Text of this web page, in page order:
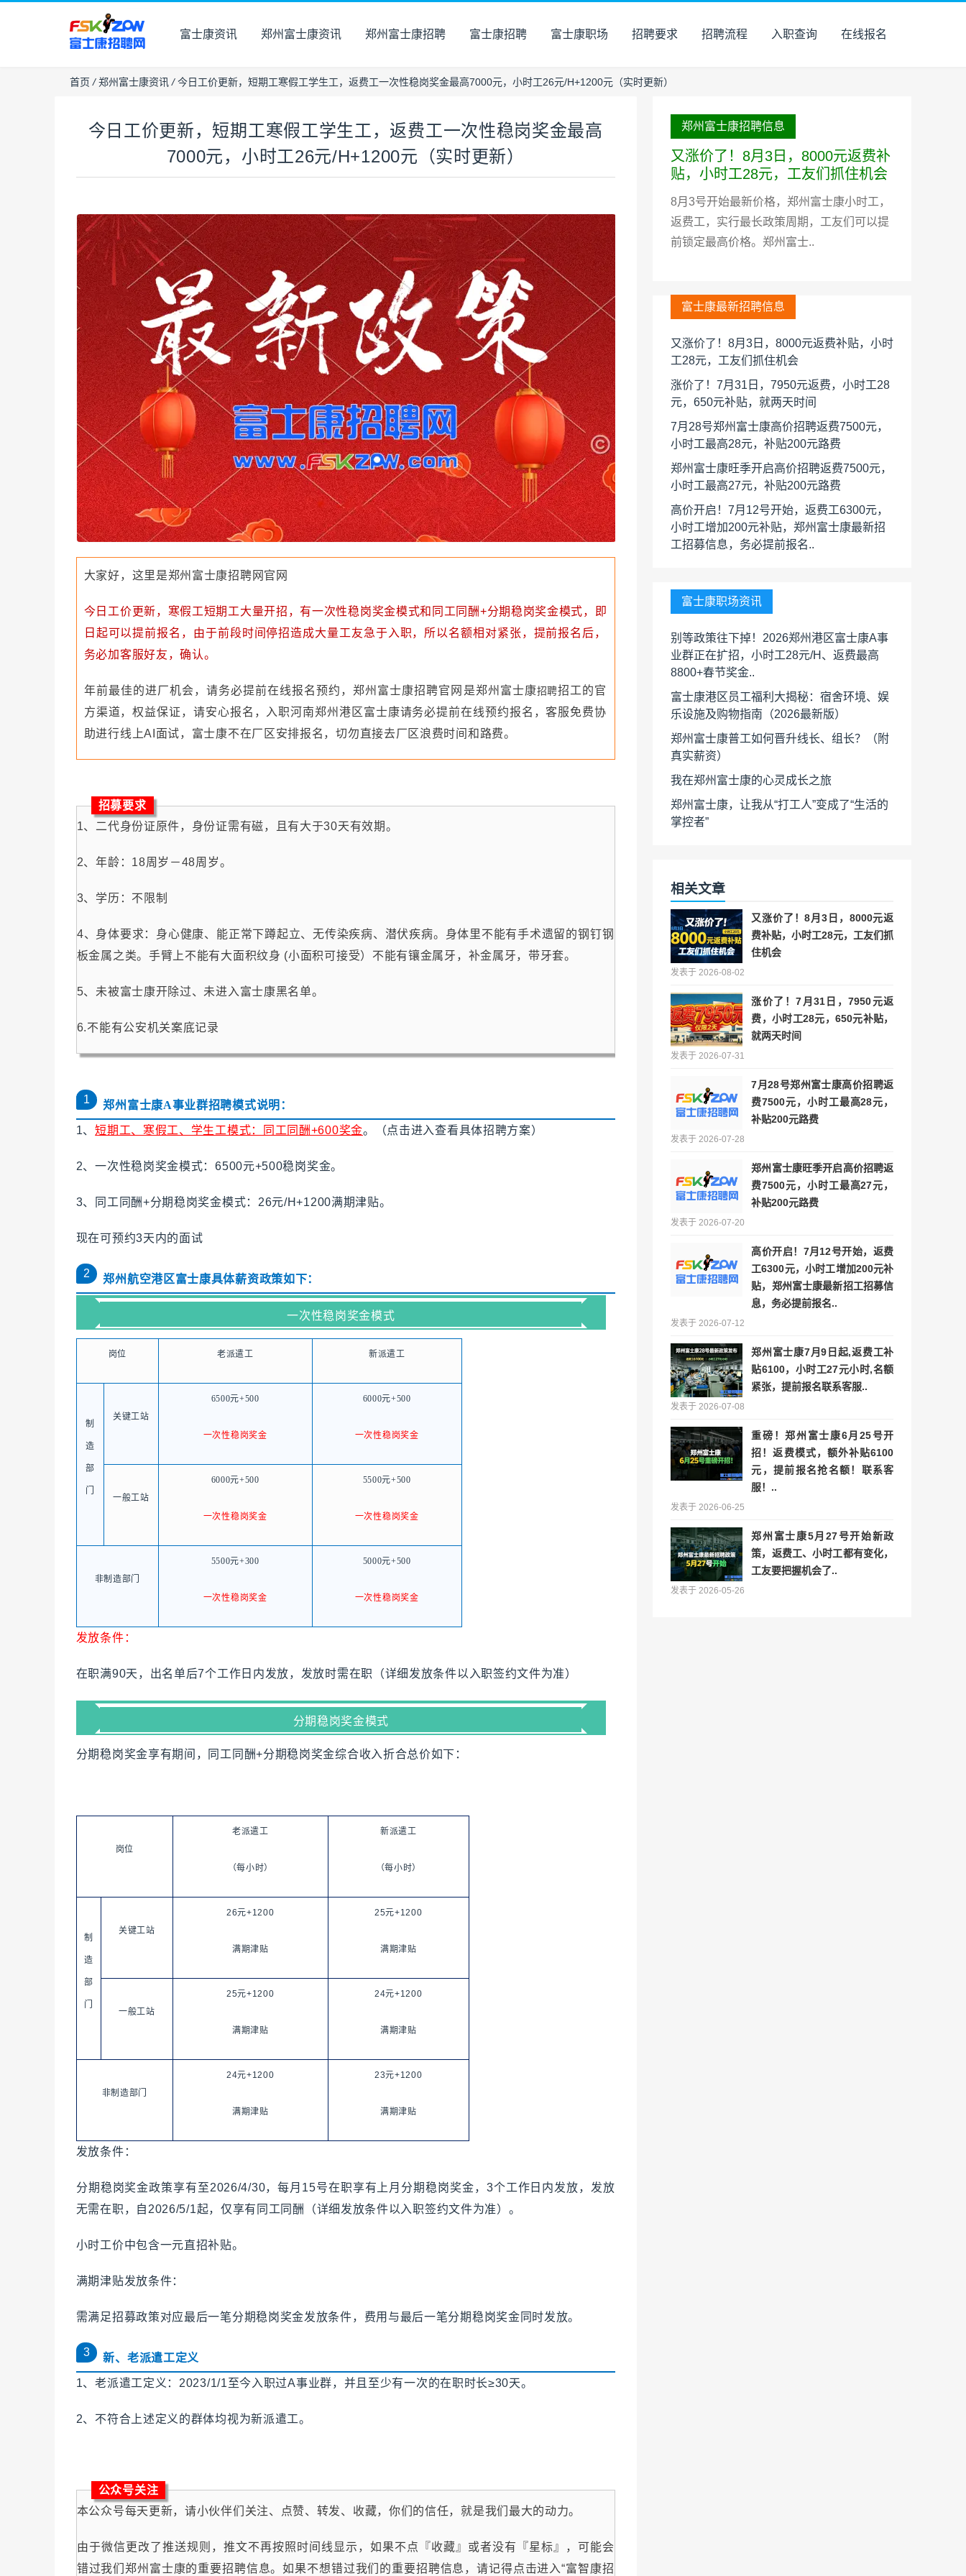
富士康资讯 郑州富士康资讯 郑州富士康招聘 富士康招聘 富士康职场 招聘要求 招聘流程 入职查询 在线报名
首页 / 郑州富士康资讯 / 今日工价更新，短期工寒假工学生工，返费工一次性稳岗奖金最高7000元，小时工26元/H+1200元（实时更新）
今日工价更新，短期工寒假工学生工，返费工一次性稳岗奖金最高
7000元，小时工26元/H+1200元（实时更新）
大家好，这里是郑州富士康招聘网官网
今日工价更新，寒假工短期工大量开招，有一次性稳岗奖金模式和同工同酬+分期稳岗奖金模式，即
日起可以提前报名，由于前段时间停招造成大量工友急于入职，所以名额相对紧张，提前报名后，
务必加客服好友，确认。
年前最佳的进厂机会，请务必提前在线报名预约，郑州富士康招聘官网是郑州富士康招聘招工的官
方渠道，权益保证，请安心报名，入职河南郑州港区富士康请务必提前在线预约报名，客服免费协
助进行线上AI面试，富士康不在厂区安排报名，切勿直接去厂区浪费时间和路费。
招募要求
1、二代身份证原件，身份证需有磁，且有大于30天有效期。
2、年龄：18周岁－48周岁。
3、学历：不限制
4、身体要求：身心健康、能正常下蹲起立、无传染疾病、潜伏疾病。身体里不能有手术遗留的钢钉钢
板金属之类。手臂上不能有大面积纹身 (小面积可接受）不能有镶金属牙，补金属牙，带牙套。
5、未被富士康开除过、未进入富士康黑名单。
6.不能有公安机关案底记录
1 郑州富士康A事业群招聘模式说明：
1、短期工、寒假工、学生工模式：同工同酬+600奖金。（点击进入查看具体招聘方案）
2、一次性稳岗奖金模式：6500元+500稳岗奖金。
3、同工同酬+分期稳岗奖金模式： 26元/H+1200满期津贴。
现在可预约3天内的面试
2 郑州航空港区富士康具体薪资政策如下：
一次性稳岗奖金模式
岗位 老派遣工 新派遣工
制
造
部
门
关键工站
6500元+500
一次性稳岗奖金
6000元+500
一次性稳岗奖金
一般工站
6000元+500
一次性稳岗奖金
5500元+500
一次性稳岗奖金
非制造部门
5500元+300
一次性稳岗奖金
5000元+500
一次性稳岗奖金
发放条件：
在职满90天，出名单后7个工作日内发放，发放时需在职（详细发放条件以入职签约文件为准）
分期稳岗奖金模式
分期稳岗奖金享有期间 ，同工同酬+分期稳岗奖金综合收入折合总价如下：
岗位
老派遣工
（每小时）
新派遣工
（每小时）
制
造
部
门
关键工站
26元+1200
满期津贴
25元+1200
满期津贴
一般工站
25元+1200
满期津贴
24元+1200
满期津贴
非制造部门
24元+1200
满期津贴
23元+1200
满期津贴
发放条件：
分期稳岗奖金政策享有至2026/4/30，每月15号在职享有上月分期稳岗奖金，3个工作日内发放，发放
无需在职，自2026/5/1起，仅享有同工同酬（详细发放条件以入职签约文件为准）。
小时工价中包含一元直招补贴。
满期津贴发放条件：
需满足招募政策对应最后一笔分期稳岗奖金发放条件，费用与最后一笔分期稳岗奖金同时发放。
3 新、老派遣工定义
1、老派遣工定义：2023/1/1至今入职过A事业群，并且至少有一次的在职时长≥30天。
2、不符合上述定义的群体均视为新派遣工。
公众号关注
本公众号每天更新，请小伙伴们关注、点赞、转发、收藏，你们的信任，就是我们最大的动力。
由于微信更改了推送规则，推文不再按照时间线显示，如果不点『收藏』或者没有『星标』，可能会
错过我们郑州富士康的重要招聘信息。如果不想错过我们的重要招聘信息，请记得点击进入“富智康招
郑州富士康招聘信息
又涨价了！8月3日，8000元返费补
贴，小时工28元，工友们抓住机会
8月3号开始最新价格，郑州富士康小时工，
返费工，实行最长政策周期，工友们可以提
前锁定最高价格。郑州富士..
富士康最新招聘信息
又涨价了！8月3日，8000元返费补贴，小时
工28元，工友们抓住机会
涨价了！7月31日，7950元返费，小时工28
元，650元补贴，就两天时间
7月28号郑州富士康高价招聘返费7500元，
小时工最高28元，补贴200元路费
郑州富士康旺季开启高价招聘返费7500元，
小时工最高27元，补贴200元路费
高价开启！7月12号开始，返费工6300元，
小时工增加200元补贴，郑州富士康最新招
工招募信息，务必提前报名..
富士康职场资讯
别等政策往下掉！2026郑州港区富士康A事
业群正在扩招，小时工28元/H、返费最高
8800+春节奖金..
富士康港区员工福利大揭秘：宿舍环境、娱
乐设施及购物指南（2026最新版）
郑州富士康普工如何晋升线长、组长？（附
真实薪资）
我在郑州富士康的心灵成长之旅
郑州富士康，让我从“打工人”变成了“生活的
掌控者”
相关文章
又涨价了！8月3日，8000元返
费补贴，小时工28元，工友们抓
住机会
发表于 2026-08-02
涨价了！7月31日，7950元返
费，小时工28元，650元补贴，
就两天时间
发表于 2026-07-31
7月28号郑州富士康高价招聘返
费7500元，小时工最高28元，
补贴200元路费
发表于 2026-07-28
郑州富士康旺季开启高价招聘返
费7500元，小时工最高27元，
补贴200元路费
发表于 2026-07-20
高价开启！7月12号开始，返费
工6300元，小时工增加200元补
贴，郑州富士康最新招工招募信
息，务必提前报名..
发表于 2026-07-12
郑州富士康7月9日起,返费工补
贴6100，小时工27元小时,名额
紧张，提前报名联系客服..
发表于 2026-07-08
重磅！郑州富士康6月25号开
招！返费模式，额外补贴6100
元，提前报名抢名额！联系客
服！..
发表于 2026-06-25
郑州富士康5月27号开始新政
策，返费工、小时工都有变化，
工友要把握机会了..
发表于 2026-05-26